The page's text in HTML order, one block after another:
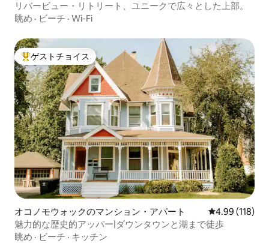
ト
リバービュー・リトリート、ユニークで広々とした上部。
眺め · ビーチ · Wi-Fi
大好評のゲストチョイスです。
ゲストチョイス
オコノモウォックのマンション・アパート レビュー118
4.99 (118)
魅力的な歴史的アッパー|ダウンタウンと湖まで徒歩
眺め · ビーチ · キッチン